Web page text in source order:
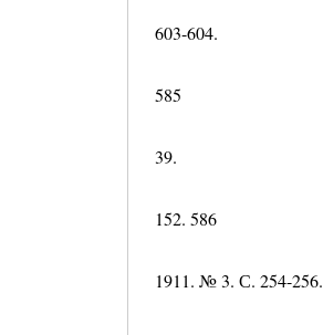
603-604.
585
39.
152. 586
1911. № 3. С. 254-256.